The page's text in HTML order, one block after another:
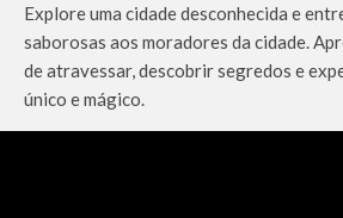
Explore uma cidade desconhecida e
saborosas aos moradores da cidade.
de atravessar, descobrir segredos e
único e mágico.